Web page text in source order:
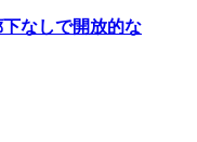
なしで開放的な